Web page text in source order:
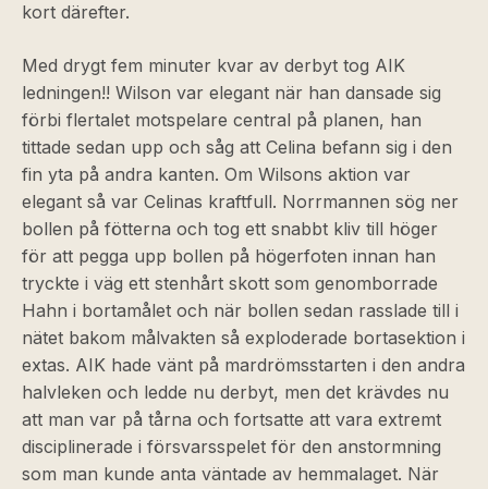
kort därefter.
Med drygt fem minuter kvar av derbyt tog AIK
ledningen!! Wilson var elegant när han dansade sig
förbi flertalet motspelare central på planen, han
tittade sedan upp och såg att Celina befann sig i den
fin yta på andra kanten. Om Wilsons aktion var
elegant så var Celinas kraftfull. Norrmannen sög ner
bollen på fötterna och tog ett snabbt kliv till höger
för att pegga upp bollen på högerfoten innan han
tryckte i väg ett stenhårt skott som genomborrade
Hahn i bortamålet och när bollen sedan rasslade till i
nätet bakom målvakten så exploderade bortasektion i
extas. AIK hade vänt på mardrömsstarten i den andra
halvleken och ledde nu derbyt, men det krävdes nu
att man var på tårna och fortsatte att vara extremt
disciplinerade i försvarsspelet för den anstormning
som man kunde anta väntade av hemmalaget. När